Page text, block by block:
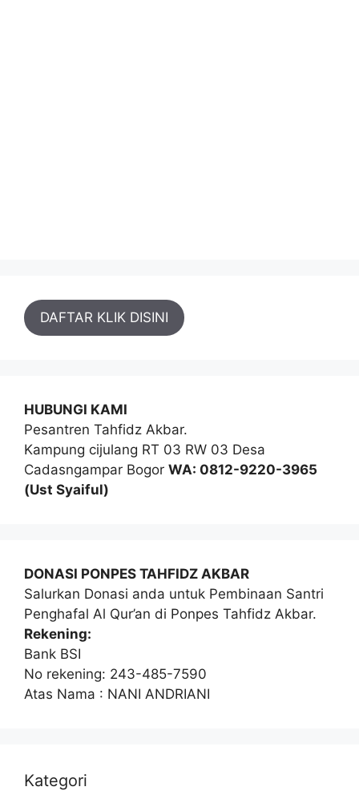
DAFTAR KLIK DISINI
HUBUNGI KAMI
Pesantren Tahfidz Akbar.
Kampung cijulang RT 03 RW 03 Desa
Cadasngampar Bogor WA: 0812-9220-3965
(Ust Syaiful)
DONASI PONPES TAHFIDZ AKBAR
Salurkan Donasi anda untuk Pembinaan Santri
Penghafal Al Qur’an di Ponpes Tahfidz Akbar.
Rekening:
Bank BSI
No rekening: 243-485-7590
Atas Nama : NANI ANDRIANI
Kategori